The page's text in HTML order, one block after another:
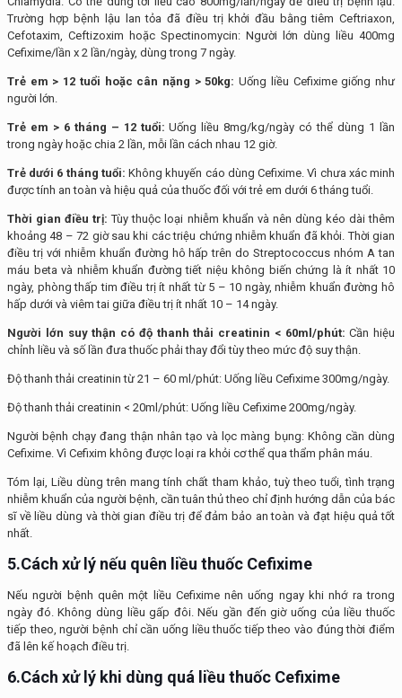
Trường hợp bệnh lậu lan tỏa đã điều trị khởi đầu bằng tiêm Ceftriaxon,
Cefotaxim, Ceftizoxim hoặc Spectinomycin: Người lớn dùng liều 400mg
Cefixime/lần x 2 lần/ngày, dùng trong 7 ngày.
Trẻ em > 12 tuổi hoặc cân nặng > 50kg: Uống liều Cefixime giống như
người lớn.
Trẻ em > 6 tháng – 12 tuổi:Uống liều 8mg/kg/ngày có thể dùng 1 lần
trong ngày hoặc chia 2 lần, mỗi lần cách nhau 12 giờ.
Trẻ dưới 6 tháng tuổi:Không khuyến cáo dùng Cefixime. Vì chưa xác minh
được tính an toàn và hiệu quả của thuốc đối với trẻ em dưới 6 tháng tuổi.
Thời gian điều trị: Tùy thuộc loại nhiễm khuẩn và nên dùng kéo dài thêm
khoảng 48 – 72 giờ sau khi các triệu chứng nhiễm khuẩn đã khỏi. Thời gian
điều trị với nhiễm khuẩn đường hô hấp trên do Streptococcus nhóm A tan
máu beta và nhiễm khuẩn đường tiết niệu không biến chứng là ít nhất 10
ngày, phòng thấp tim điều trị ít nhất từ 5 – 10 ngày, nhiễm khuẩn đường hô
hấp dưới và viêm tai giữa điều trị ít nhất 10 – 14 ngày.
Người lớn suy thận có độ thanh thải creatinin < 60ml/phút: Cần hiệu
chỉnh liều và số lần đưa thuốc phải thay đổi tùy theo mức độ suy thận.
Độ thanh thải creatinin từ 21 – 60 ml/phút: Uống liều Cefixime 300mg/ngày.
Độ thanh thải creatinin < 20ml/phút: Uống liều Cefixime 200mg/ngày.
Người bệnh chạy đang thận nhân tạo và lọc màng bụng: Không cần dùng
Cefixime. Vì Cefixim không được loại ra khỏi cơ thể qua thẩm phân máu.
Tóm lại, Liều dùng trên mang tính chất tham khảo, tuỳ theo tuổi, tình trạng
nhiễm khuẩn của người bệnh, cần tuân thủ theo chỉ định hướng dẫn của bác
sĩ về liều dùng và thời gian điều trị để đảm bảo an toàn và đạt hiệu quả tốt
nhất.
5.Cách xử lý nếu quên liều thuốc Cefixime
Nếu người bệnh quên một liều Cefixime nên uống ngay khi nhớ ra trong
ngày đó. Không dùng liều gấp đôi. Nếu gần đến giờ uống của liều thuốc
tiếp theo, người bệnh chỉ cần uống liều thuốc tiếp theo vào đúng thời điểm
đã lên kế hoạch điều trị.
6.Cách xử lý khi dùng quá liều thuốc Cefixime